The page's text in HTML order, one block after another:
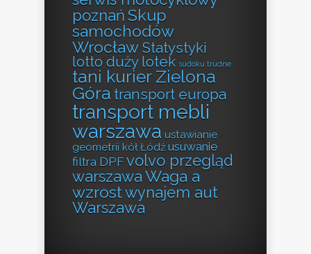
poznańSkup
samochodów
Wrocław Statystyki
lotto duży lotek sudoku trudne
tani kurier Zielona
Góra transport europa
transport mebli
warszawa ustawianie
geometrii kół Łódź usuwanie
filtra DPF volvo przegląd
warszawaWaga a
wzrostwynajem aut
Warszawa